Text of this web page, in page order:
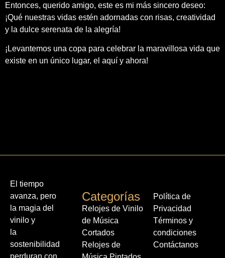
Entonces, querido amigo, este es mi más sincero deseo:
¡Qué nuestras vidas estén adornadas con risas, creatividad
y la dulce serenata de la alegría!
¡Levantemos una copa para celebrar la maravillosa vida que
existe en un único lugar, el aquí y ahora!
El tiempo
avanza, pero
la magia del
vinilo y
la
sostenibilidad
perduran con
Categorías
Relojes de Vinilo
de Música
Cortados
Relojes de
Política de
Privacidad
Términos y
condiciones
Contáctanos